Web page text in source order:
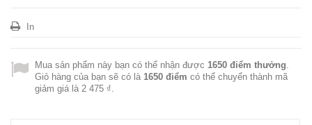
In
Mua sản phẩm này bạn có thể nhận được 1650 điểm thưởng.
Giỏ hàng của bạn sẽ có là 1650 điểm có thể chuyển thành mã
giảm giá là 2 475 ₫.